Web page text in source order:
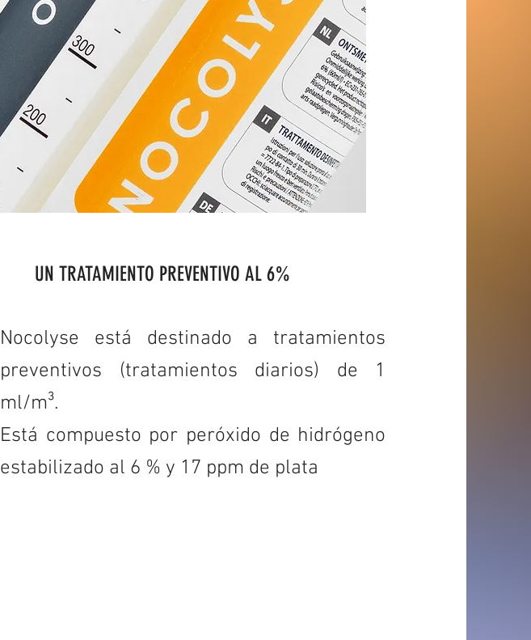
UN TRATAMIENTO PREVENTIVO AL 6%
Nocolyse está destinado a tratamientos
preventivos (tratamientos diarios) de 1
ml/m³.
Está compuesto por peróxido de hidrógeno
estabilizado al 6 % y 17 ppm de plata